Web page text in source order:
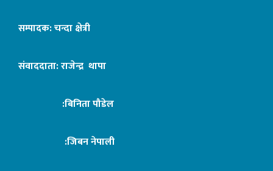
सम्पादक: चन्दा क्षेत्री
संवाददाता: राजेन्द्र थापा
:बिनिता पौडेल
:जिबन नेपाली